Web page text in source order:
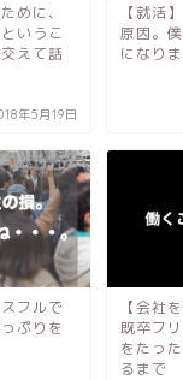
めに、
いうこ
えて話
年5月19日
【就活
原因。
になりま
フルで
ぷりを
【会社
既卒フ
をたっ
るまで